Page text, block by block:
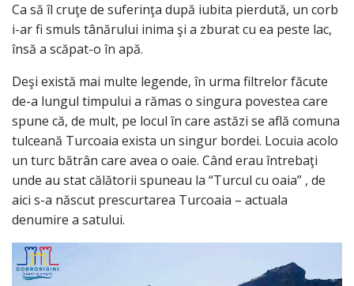
Ca să îl cruţe de suferinţa după iubita pierdută, un corb
i-ar fi smuls tânărului inima şi a zburat cu ea peste lac,
însă a scăpat-o în apă.
Deşi există mai multe legende, în urma filtrelor făcute
de-a lungul timpului a rămas o singura povestea care
spune că, de mult, pe locul în care astăzi se află comuna
tulceană Turcoaia exista un singur bordei. Locuia acolo
un turc bătrân care avea o oaie. Când erau întrebaţi
unde au stat călătorii spuneau la “Turcul cu oaia” , de
aici s-a născut prescurtarea Turcoaia – actuala
denumire a satului.